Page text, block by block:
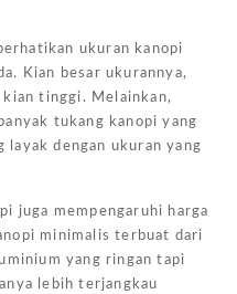
ukuran kanopi
Kian besar ukurannya,
kian tinggi. Melainkan,
tukang kanopi yang
layak dengan ukuran yang
juga mempengaruhi harga
minimalis terbuat dari
yang ringan tapi
lebih terjangkau